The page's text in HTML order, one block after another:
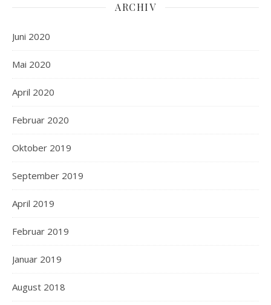
ARCHIV
Juni 2020
Mai 2020
April 2020
Februar 2020
Oktober 2019
September 2019
April 2019
Februar 2019
Januar 2019
August 2018